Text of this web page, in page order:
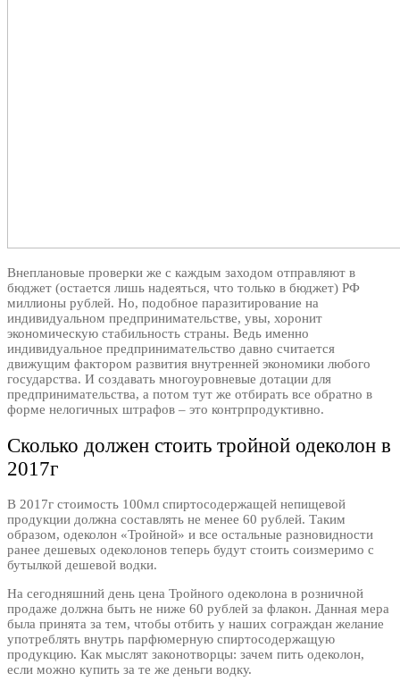
Внеплановые проверки же с каждым заходом отправляют в
бюджет (остается лишь надеяться, что только в бюджет) РФ
миллионы рублей. Но, подобное паразитирование на
индивидуальном предпринимательстве, увы, хоронит
экономическую стабильность страны. Ведь именно
индивидуальное предпринимательство давно считается
движущим фактором развития внутренней экономики любого
государства. И создавать многоуровневые дотации для
предпринимательства, а потом тут же отбирать все обратно в
форме нелогичных штрафов – это контрпродуктивно.
Сколько должен стоить тройной одеколон в
2017г
В 2017г стоимость 100мл спиртосодержащей непищевой
продукции должна составлять не менее 60 рублей. Таким
образом, одеколон «Тройной» и все остальные разновидности
ранее дешевых одеколонов теперь будут стоить соизмеримо с
бутылкой дешевой водки.
На сегодняшний день цена Тройного одеколона в розничной
продаже должна быть не ниже 60 рублей за флакон. Данная мера
была принята за тем, чтобы отбить у наших сограждан желание
употреблять внутрь парфюмерную спиртосодержащую
продукцию. Как мыслят законотворцы: зачем пить одеколон,
если можно купить за те же деньги водку.